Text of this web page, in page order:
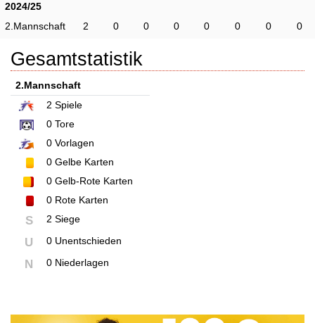
2024/25
2.Mannschaft
2 0 0 0 0 0 0 0
Gesamtstatistik
2.Mannschaft
2 Spiele
0 Tore
0 Vorlagen
0 Gelbe Karten
0 Gelb-Rote Karten
0 Rote Karten
S 2 Siege
U 0 Unentschieden
N 0 Niederlagen